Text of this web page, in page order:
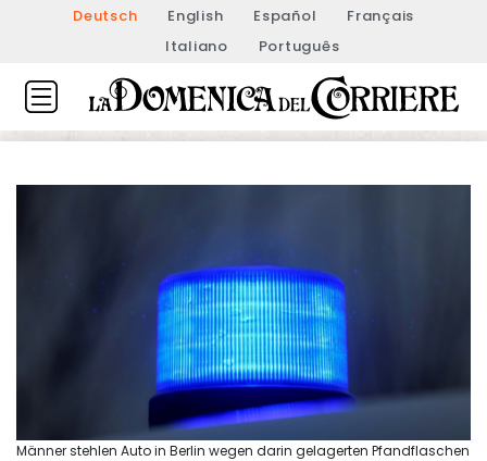
Deutsch English Español
Français
Italiano
Português
Männer stehlen Auto in Berlin wegen darin gelagerten Pfandflaschen